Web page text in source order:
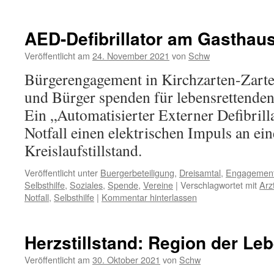
AED-Defibrillator am
Veröffentlicht am 24. November 2021 von Schw
Bürgerengagement in Kirchzarten-
und Bürger spenden für
Ein „Automatisierter Externer
Notfall einen elektrischen Impuls an
Kreislaufstillstand.
Veröffentlicht unter Buergerbeteiligung, Dreisamtal,
Selbsthilfe, Soziales, Spende, Vereine | Verschlagwortet mit
Notfall, Selbsthilfe | Kommentar hinterlassen
Herzstillstand: Region der
Veröffentlicht am 30. Oktober 2021 von Schw